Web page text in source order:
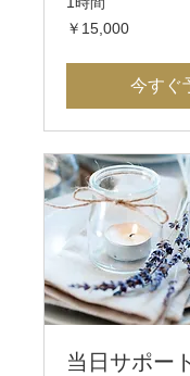
15,000
円
￥15,000
今すぐ
当日サポート